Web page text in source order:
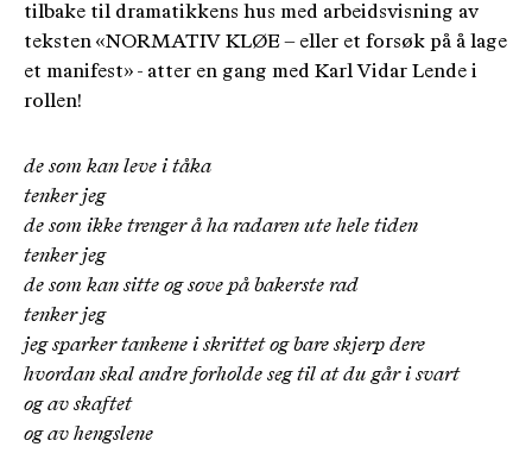
tilbake til dramatikkens hus med arbeidsvisning av
teksten «NORMATIV KLØE – eller et forsøk på å lage
et manifest» - atter en gang med Karl Vidar Lende i
rollen!
de som kan leve i tåka
tenker jeg
de som ikke trenger å ha radaren ute hele tiden
tenker jeg
de som kan sitte og sove på bakerste rad
tenker jeg
jeg sparker tankene i skrittet og bare skjerp dere
hvordan skal andre forholde seg til at du går i svart
og av skaftet
og av hengslene